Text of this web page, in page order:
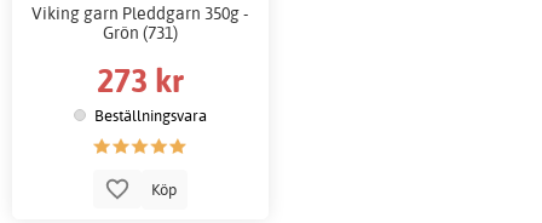
Viking garn Pleddgarn 350g -
Grön (731)
273 kr
Beställningsvara
Köp